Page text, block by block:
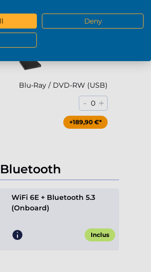
- 0 +
Blu-Ray / DVD-RW (USB)
- 0 +
+189,90 €*
WiFi 6E + Bluetooth 5.3
(Onboard)
Inclus
Deny